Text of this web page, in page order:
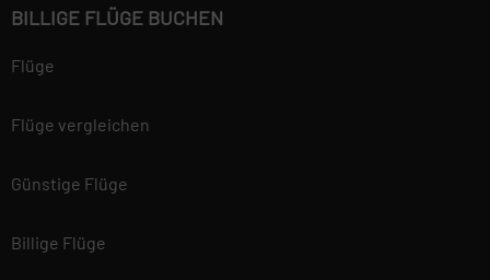
BILLIGE FLÜGE BUCHEN
Flüge
Flüge vergleichen
Günstige Flüge
Billige Flüge